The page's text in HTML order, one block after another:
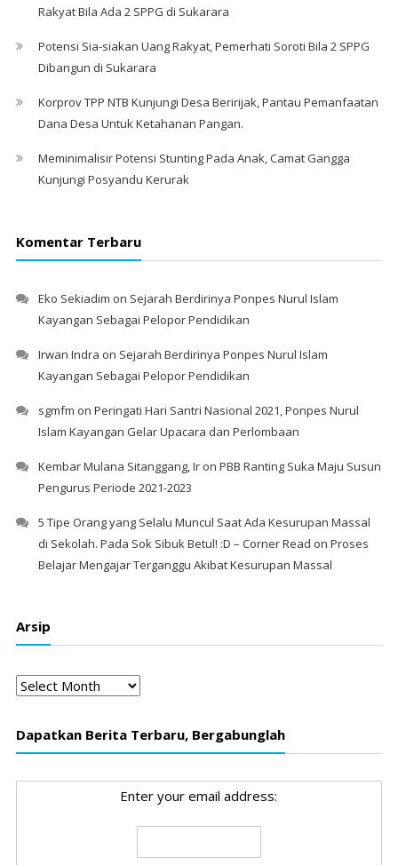
Rakyat Bila Ada 2 SPPG di Sukarara
Potensi Sia-siakan Uang Rakyat, Pemerhati Soroti Bila 2 SPPG
Dibangun di Sukarara
Korprov TPP NTB Kunjungi Desa Beririjak, Pantau Pemanfaatan
Dana Desa Untuk Ketahanan Pangan.
Meminimalisir Potensi Stunting Pada Anak, Camat Gangga
Kunjungi Posyandu Kerurak
Komentar Terbaru
Eko Sekiadim on Sejarah Berdirinya Ponpes Nurul Islam
Kayangan Sebagai Pelopor Pendidikan
Irwan Indra on Sejarah Berdirinya Ponpes Nurul Islam
Kayangan Sebagai Pelopor Pendidikan
sgmfm on Peringati Hari Santri Nasional 2021, Ponpes Nurul
Islam Kayangan Gelar Upacara dan Perlombaan
Kembar Mulana Sitanggang, Iron PBB Ranting Suka Maju Susun
Pengurus Periode 2021-2023
5 Tipe Orang yang Selalu Muncul Saat Ada Kesurupan Massal
di Sekolah. Pada Sok Sibuk Betul! :D – Corner Read on Proses
Belajar Mengajar Terganggu Akibat Kesurupan Massal
Arsip
Arsip
Dapatkan Berita Terbaru, Bergabunglah
Enter your email address: